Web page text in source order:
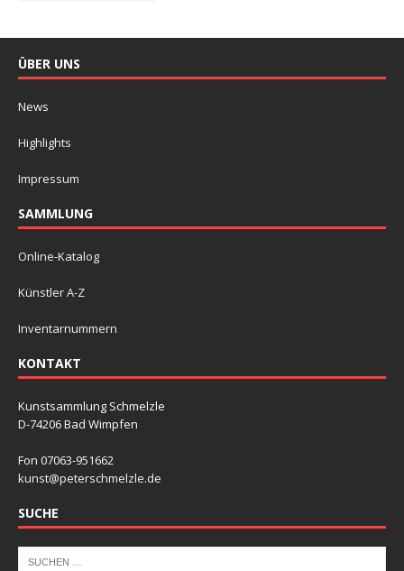
ÜBER UNS
News
Highlights
Impressum
SAMMLUNG
Online-Katalog
Künstler A-Z
Inventarnummern
KONTAKT
Kunstsammlung Schmelzle
D-74206 Bad Wimpfen
Fon 07063-951662
kunst@peterschmelzle.de
SUCHE